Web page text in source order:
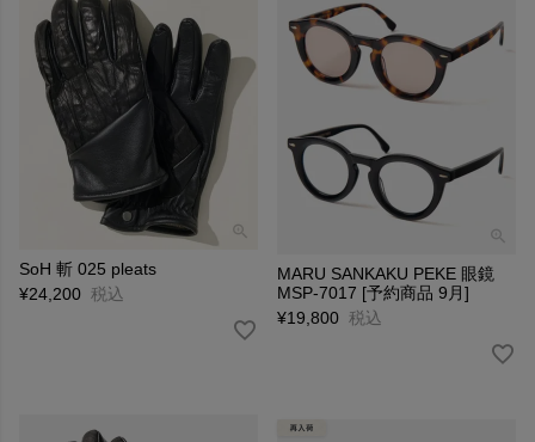
SoH 斬 025 pleats
¥24,200 税込
MARU SANKAKU PEKE 眼鏡
MSP-7017 [予約商品 9月]
¥19,800 税込